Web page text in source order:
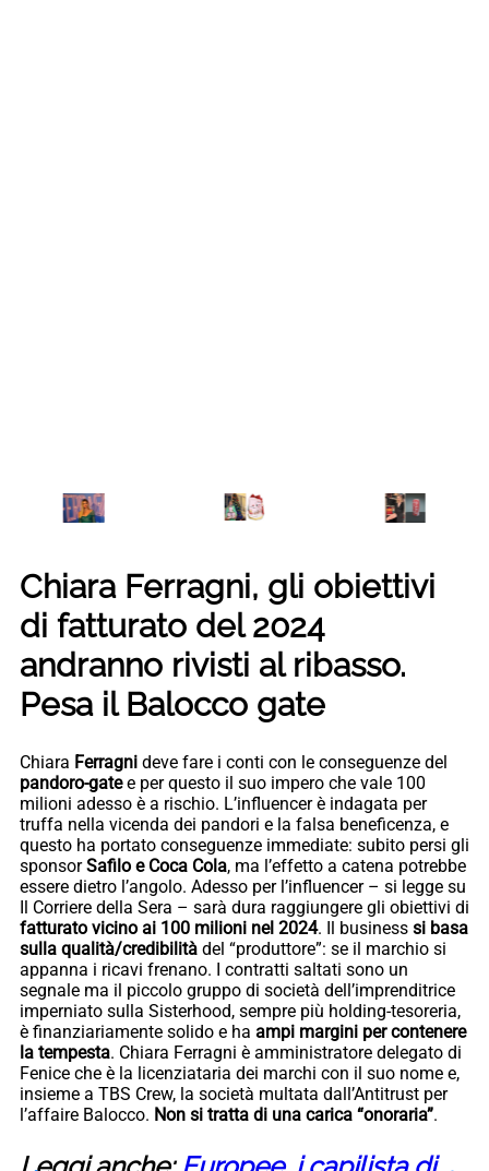
Chiara Ferragni, gli obiettivi
di fatturato del 2024
andranno rivisti al ribasso.
Pesa il Balocco gate
Chiara Ferragni deve fare i conti con le conseguenze del
pandoro-gatee per questo il suo impero che vale 100
milioni adesso è a rischio. L’influencer è indagata per
truffa nella vicenda dei pandori e la falsa beneficenza, e
questo ha portato conseguenze immediate: subito persi gli
sponsorSafilo e Coca Cola, ma l’effetto a catena potrebbe
essere dietro l’angolo. Adesso per l’influencer – si legge su
Il Corriere della Sera – sarà dura raggiungere gli obiettivi di
fatturato vicino ai 100 milioni nel 2024. Il business si basa
sulla qualità/credibilità del “produttore”: se il marchio si
appanna i ricavi frenano. I contratti saltati sono un
segnale ma il piccolo gruppo di società dell’imprenditrice
imperniato sulla Sisterhood, sempre più holding-tesoreria,
è finanziariamente solido e ha ampi margini per contenere
la tempesta. Chiara Ferragni è amministratore delegato di
Fenice che è la licenziataria dei marchi con il suo nome e,
insieme a TBS Crew, la società multata dall’Antitrust per
l’affaire Balocco. Non si tratta di una carica “onoraria”.